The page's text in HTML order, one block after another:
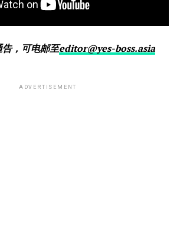
，可电邮至editor@yes-boss.asia
ADVERTISEMENT